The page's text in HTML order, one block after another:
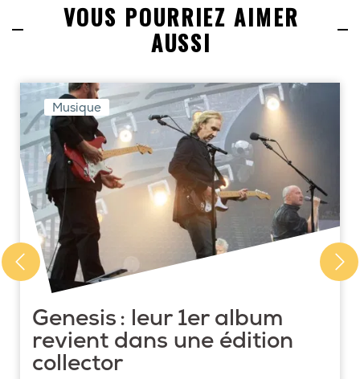
VOUS POURRIEZ AIMER
AUSSI
Musique
Genesis : leur 1er album
revient dans une édition
collector